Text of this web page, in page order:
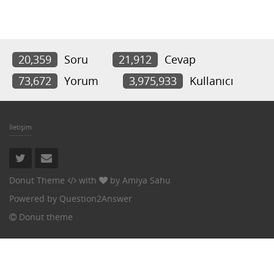
20,359 Soru 21,912
Cevap
73,672
Yorum 3,975,933 Kullanıcı
İletişim
Donut Theme with by Amiya Sahu
Powered by Question2Answer
Donut theme